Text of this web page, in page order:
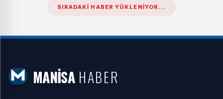
SIRADAKI HABER YÜKLENIYOR...
MANİSA HABER